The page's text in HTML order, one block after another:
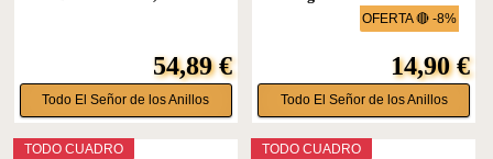
54,89 €
Todo El Señor de los Anillos
OFERTA 🔴 -8%
14,90 €
Todo El Señor de los Anillos
TODO CUADRO TODO CUADRO